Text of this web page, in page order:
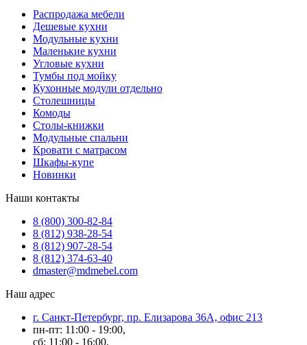
Распродажа мебели
Дешевые кухни
Модульные кухни
Маленькие кухни
Угловые кухни
Тумбы под мойку
Кухонные модули отдельно
Столешницы
Комоды
Столы-книжки
Модульные спальни
Кровати с матрасом
Шкафы-купе
Новинки
Наши контакты
8 (800) 300-82-84
8 (812) 938-28-54
8 (812) 907-28-54
8 (812) 374-63-40
dmaster@mdmebel.com
Наш адрес
г. Санкт-Петербург, пр. Елизарова 36А, офис 213
пн-пт: 11:00 - 19:00,
сб: 11:00 - 16:00,